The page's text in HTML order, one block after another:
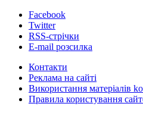
Facebook
Twitter
RSS-стрічки
E-mail розсилка
Контакти
Реклама на сайті
Використання матеріалів
Правила користування